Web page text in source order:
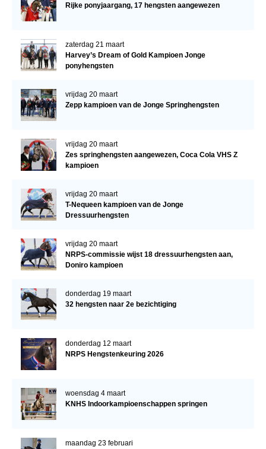
Rijke ponyjaargang, 17 hengsten aangewezen
zaterdag 21 maart
Harvey’s Dream of Gold Kampioen Jonge
ponyhengsten
vrijdag 20 maart
Zepp kampioen van de Jonge Springhengsten
vrijdag 20 maart
Zes springhengsten aangewezen, Coca Cola VHS Z
kampioen
vrijdag 20 maart
T-Nequeen kampioen van de Jonge
Dressuurhengsten
vrijdag 20 maart
NRPS-commissie wijst 18 dressuurhengsten aan,
Doniro kampioen
donderdag 19 maart
32 hengsten naar 2e bezichtiging
donderdag 12 maart
NRPS Hengstenkeuring 2026
woensdag 4 maart
KNHS Indoorkampioenschappen springen
maandag 23 februari